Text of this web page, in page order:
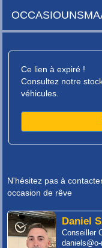
Ce lien à expiré !
Consultez notre
véhicules.
N'hésitez pas à
occasion de rêve
Daniel
Conseiller